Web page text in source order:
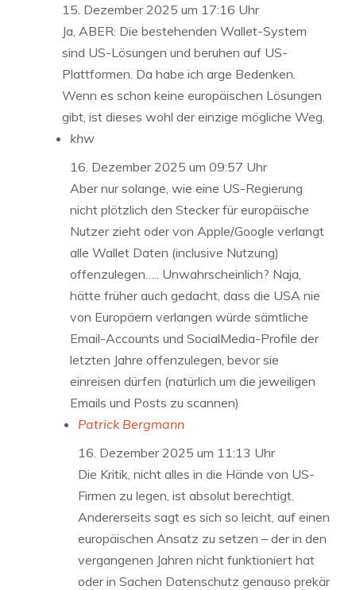
15. Dezember 2025 um 17:16 Uhr
Ja, ABER: Die bestehenden Wallet-System
sind US-Lösungen und beruhen auf US-
Plattformen. Da habe ich arge Bedenken.
Wenn es schon keine europäischen Lösungen
gibt, ist dieses wohl der einzige mögliche Weg.
khw
16. Dezember 2025 um 09:57 Uhr
Aber nur solange, wie eine US-Regierung
nicht plötzlich den Stecker für europäische
Nutzer zieht oder von Apple/Google verlangt
alle Wallet Daten (inclusive Nutzung)
offenzulegen….. Unwahrscheinlich? Naja,
hätte früher auch gedacht, dass die USA nie
von Europäern verlangen würde sämtliche
Email-Accounts und SocialMedia-Profile der
letzten Jahre offenzulegen, bevor sie
einreisen dürfen (natürlich um die jeweiligen
Emails und Posts zu scannen)
Patrick Bergmann
16. Dezember 2025 um 11:13 Uhr
Die Kritik, nicht alles in die Hände von US-
Firmen zu legen, ist absolut berechtigt.
Andererseits sagt es sich so leicht, auf einen
europäischen Ansatz zu setzen – der in den
vergangenen Jahren nicht funktioniert hat
oder in Sachen Datenschutz genauso prekär